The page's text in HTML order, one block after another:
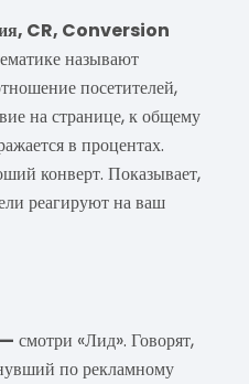
CR, Conversion
называют
посетителей,
на странице, к общему
в процентах.
конверт. Показывает,
реагируют на ваш
смотри «Лид». Говорят,
по рекламному